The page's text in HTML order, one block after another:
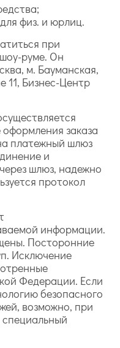
физ. и юрлиц.
при
руме. Он
м. Бауманская,
11, Бизнес-Центр
заказа
платежный шлюз
и
шлюз, надежно
протокол
информации.
Посторонние
Исключение
Федерации. Если
безопасного
возможно, при